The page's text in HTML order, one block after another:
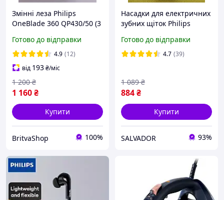
Змінні леза Philips
OneBlade 360 QP430/50 (3
Готово до відправки
4.9 (12)
від 193₴/міс
1 160₴
1 200 ₴
Купити
BritvaShop 100%
Насадки для електричних
зубних щіток Philips
HX9004 (4 шт.)
Готово до відправки
4.7 (39)
884₴
1 089 ₴
Купити
SALVADOR 93%